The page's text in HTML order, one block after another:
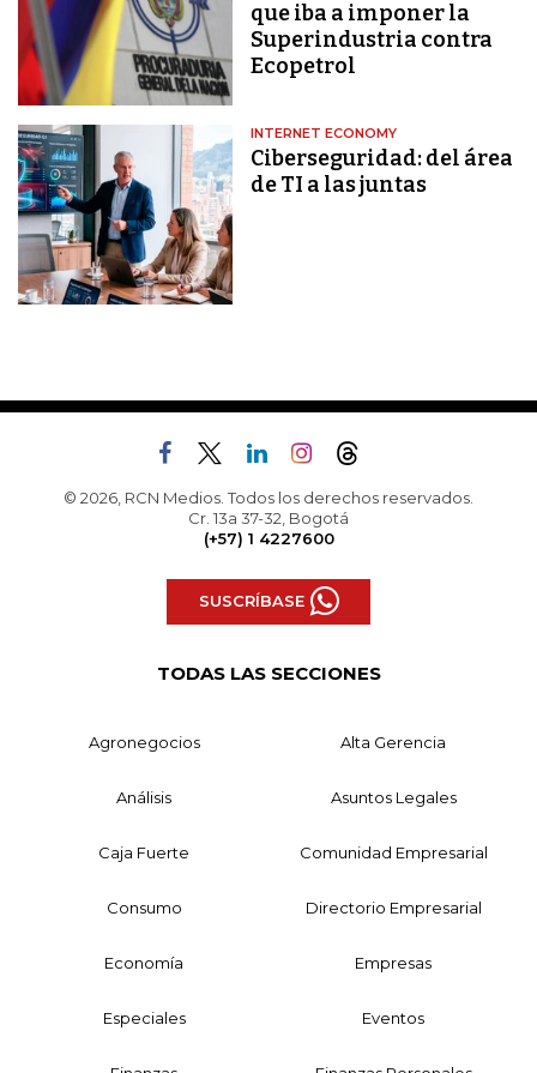
que iba a imponer la
Superindustria contra
Ecopetrol
INTERNET ECONOMY
Ciberseguridad: del área
de TI a las juntas
© 2026, RCN Medios. Todos los derechos reservados.
Cr. 13a 37-32, Bogotá
(+57) 1 4227600
SUSCRÍBASE
TODAS LAS SECCIONES
Agronegocios Alta Gerencia
Análisis Asuntos Legales
Caja Fuerte Comunidad Empresarial
Consumo Directorio Empresarial
Economía Empresas
Especiales Eventos